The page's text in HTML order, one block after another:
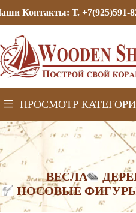
Контакты: Т. +7(925)591-
ПРОСМОТР
ВЕСЛА
НОСОВЫЕ